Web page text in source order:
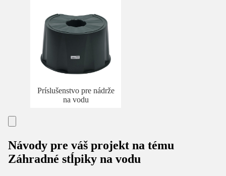
Príslušenstvo pre nádrže
na vodu
Návody pre váš projekt na tému
Záhradné stĺpiky na vodu